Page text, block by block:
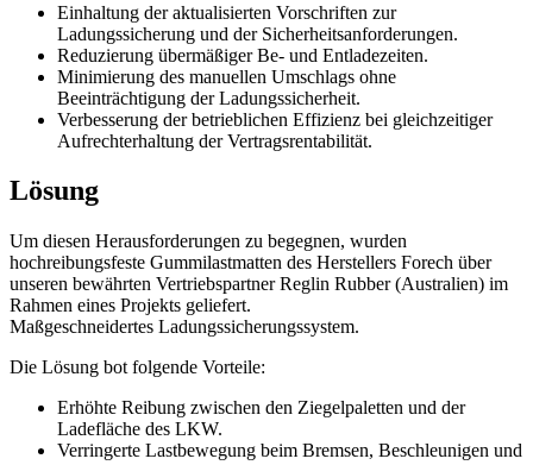
Einhaltung der aktualisierten Vorschriften zur
Ladungssicherung und der Sicherheitsanforderungen.
Reduzierung übermäßiger Be- und Entladezeiten.
Minimierung des manuellen Umschlags ohne
Beeinträchtigung der Ladungssicherheit.
Verbesserung der betrieblichen Effizienz bei gleichzeitiger
Aufrechterhaltung der Vertragsrentabilität.
Lösung
Um diesen Herausforderungen zu begegnen, wurden
hochreibungsfeste Gummilastmatten des Herstellers Forech über
unseren bewährten Vertriebspartner Reglin Rubber (Australien) im
Rahmen eines Projekts geliefert.
Maßgeschneidertes Ladungssicherungssystem.
Die Lösung bot folgende Vorteile:
Erhöhte Reibung zwischen den Ziegelpaletten und der
Ladefläche des LKW.
Verringerte Lastbewegung beim Bremsen, Beschleunigen und